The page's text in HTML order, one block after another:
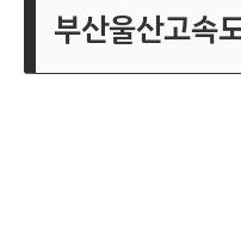
부산울산고속